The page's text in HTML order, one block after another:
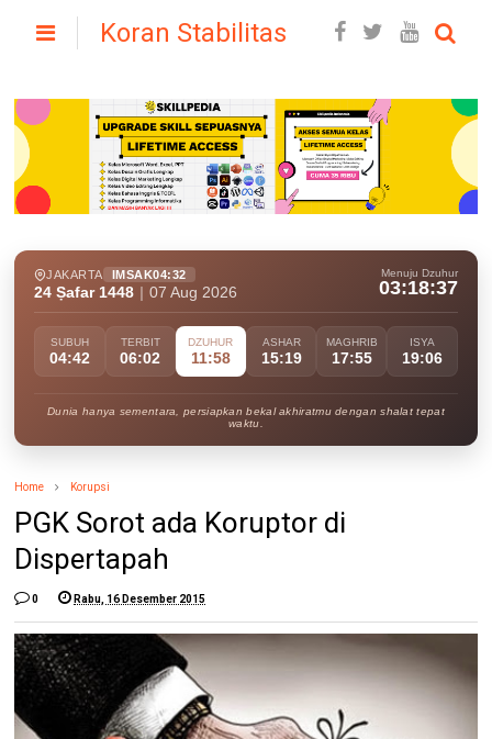
Koran Stabilitas
JAKARTA IMSAK04:32
24 Ṣafar 1448 07 Aug 2026
Menuju Dzuhur
03:18:36
SUBUH
04:42
TERBIT
06:02
DZUHUR
11:58
ASHAR
15:19
MAGHRIB
17:55
ISYA
19:06
Dunia hanya sementara, persiapkan bekal akhiratmu dengan shalat tepat
waktu.
Home Korupsi
PGK Sorot ada Koruptor di
Dispertapah
0 Rabu, 16 Desember 2015